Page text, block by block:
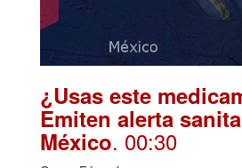
¿Usas este
Emiten alerta
México. 00:30